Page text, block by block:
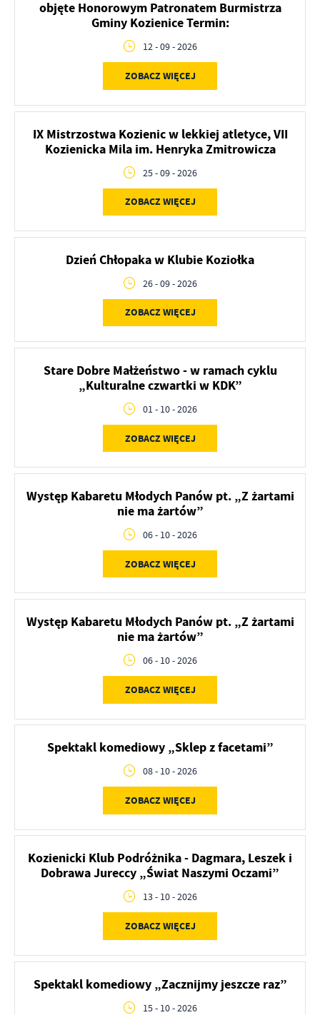
objęte Honorowym Patronatem Burmistrza
Gminy Kozienice Termin:
12 - 09 - 2026
ZOBACZ WIĘCEJ
IX Mistrzostwa Kozienic w lekkiej atletyce, VII
Kozienicka Mila im. Henryka Zmitrowicza
25 - 09 - 2026
ZOBACZ WIĘCEJ
Dzień Chłopaka w Klubie Koziołka
26 - 09 - 2026
ZOBACZ WIĘCEJ
Stare Dobre Małżeństwo - w ramach cyklu
„Kulturalne czwartki w KDK”
01 - 10 - 2026
ZOBACZ WIĘCEJ
Występ Kabaretu Młodych Panów pt. „Z żartami
nie ma żartów”
06 - 10 - 2026
ZOBACZ WIĘCEJ
Występ Kabaretu Młodych Panów pt. „Z żartami
nie ma żartów”
06 - 10 - 2026
ZOBACZ WIĘCEJ
Spektakl komediowy „Sklep z facetami”
08 - 10 - 2026
ZOBACZ WIĘCEJ
Kozienicki Klub Podróżnika - Dagmara, Leszek i
Dobrawa Jureccy „Świat Naszymi Oczami”
13 - 10 - 2026
ZOBACZ WIĘCEJ
Spektakl komediowy „Zacznijmy jeszcze raz”
15 - 10 - 2026